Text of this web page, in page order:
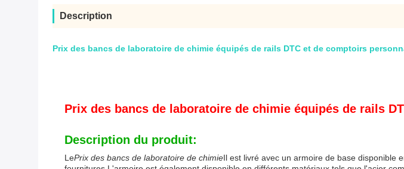
Description
Prix des bancs de laboratoire de chimie équipés de rails DTC et de comptoirs
Prix des bancs de laboratoire de chimie équipés de rails
Description du produit:
LePrix des bancs de laboratoire de chimieIl est livré avec un armoire de base disponible